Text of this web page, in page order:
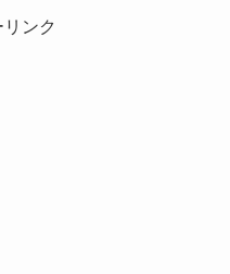
ンク